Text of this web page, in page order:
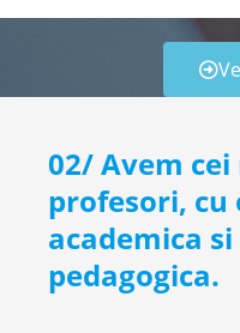
02/ Avem
profesori,
academica
pedagogica.